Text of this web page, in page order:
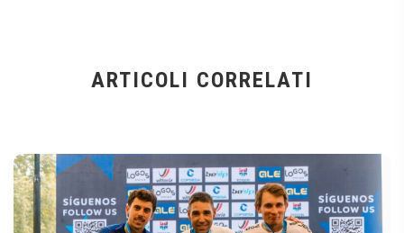
ARTICOLI CORRELATI